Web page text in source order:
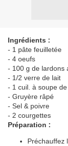
Ingrédients :
- 1 pâte feuilletée
- 4 oeufs
- 100 g de lardons
- 1/2 verre de lait
- 1 cuil. à soupe
- Gruyère râpé
- Sel & poivre
- 2 courgettes
Préparation :
Préchauffez